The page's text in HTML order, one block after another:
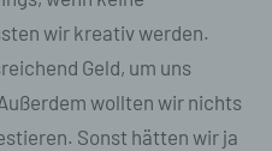
wir kreativ werden.
Geld, um uns
wollten wir nichts
Sonst hätten wir ja